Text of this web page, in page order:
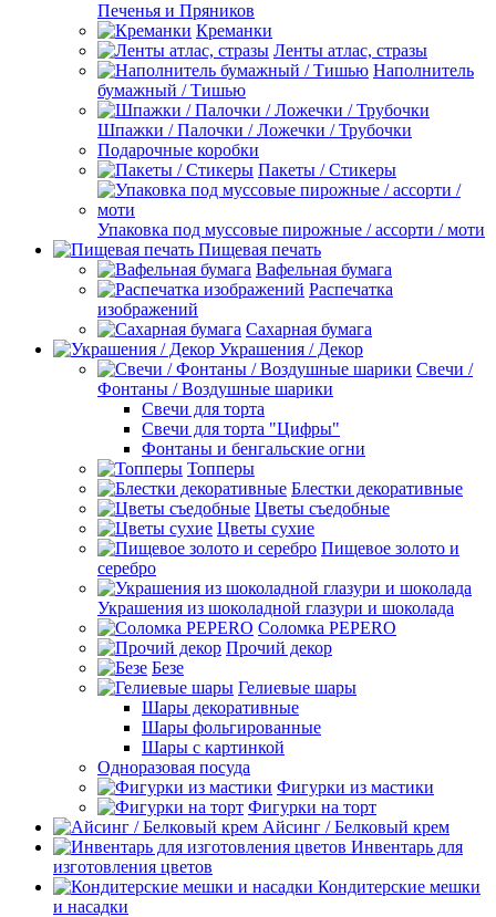
Печенья и Пряников
Креманки
Ленты атлас, стразы
Наполнитель
бумажный / Тишью
Шпажки / Палочки / Ложечки / Трубочки
Подарочные коробки
Пакеты / Стикеры
Упаковка под муссовые пирожные / ассорти / моти
Пищевая печать
Вафельная бумага
Распечатка
изображений
Сахарная бумага
Украшения / Декор
Свечи /
Фонтаны / Воздушные шарики
Свечи для торта
Свечи для торта "Цифры"
Фонтаны и бенгальские огни
Топперы
Блестки декоративные
Цветы съедобные
Цветы сухие
Пищевое золото и
серебро
Украшения из шоколадной глазури и шоколада
Соломка PEPERO
Прочий декор
Безе
Гелиевые шары
Шары декоративные
Шары фольгированные
Шары с картинкой
Одноразовая посуда
Фигурки из мастики
Фигурки на торт
Айсинг / Белковый крем
Инвентарь для
изготовления цветов
Кондитерские мешки
и насадки